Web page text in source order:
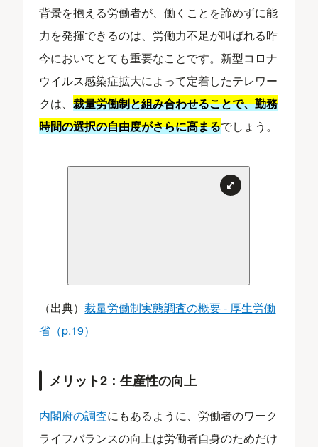
背景を抱える労働者が、働くことを諦めずに能
力を発揮できるのは、労働力不足が叫ばれる昨
今においてとても重要なことです。新型コロナ
ウイルス感染症拡大によって定着したテレワー
クは、裁量労働制と組み合わせることで、勤務
時間の選択の自由度がさらに高まるでしょう。
（出典）裁量労働制実態調査の概要 - 厚生労働
省（p.19）
メリット2：生産性の向上
内閣府の調査にもあるように、労働者のワーク
ライフバランスの向上は労働者自身のためだけ